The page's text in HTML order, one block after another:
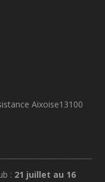
Aixoise13100
: 21 juillet au 16